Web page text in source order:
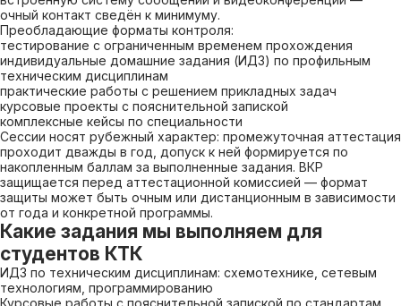
очный контакт сведён к минимуму.
Преобладающие форматы контроля:
тестирование с ограниченным временем прохождения
индивидуальные домашние задания (ИДЗ) по профильным
техническим дисциплинам
практические работы с решением прикладных задач
курсовые проекты с пояснительной запиской
комплексные кейсы по специальности
Сессии носят рубежный характер: промежуточная аттестация
проходит дважды в год, допуск к ней формируется по
накопленным баллам за выполненные задания. ВКР
защищается перед аттестационной комиссией — формат
защиты может быть очным или дистанционным в зависимости
от года и конкретной программы.
Какие задания мы выполняем для
студентов КТК
ИДЗ по техническим дисциплинам: схемотехнике, сетевым
технологиям, программированию
Курсовые работы с пояснительной запиской по стандартам